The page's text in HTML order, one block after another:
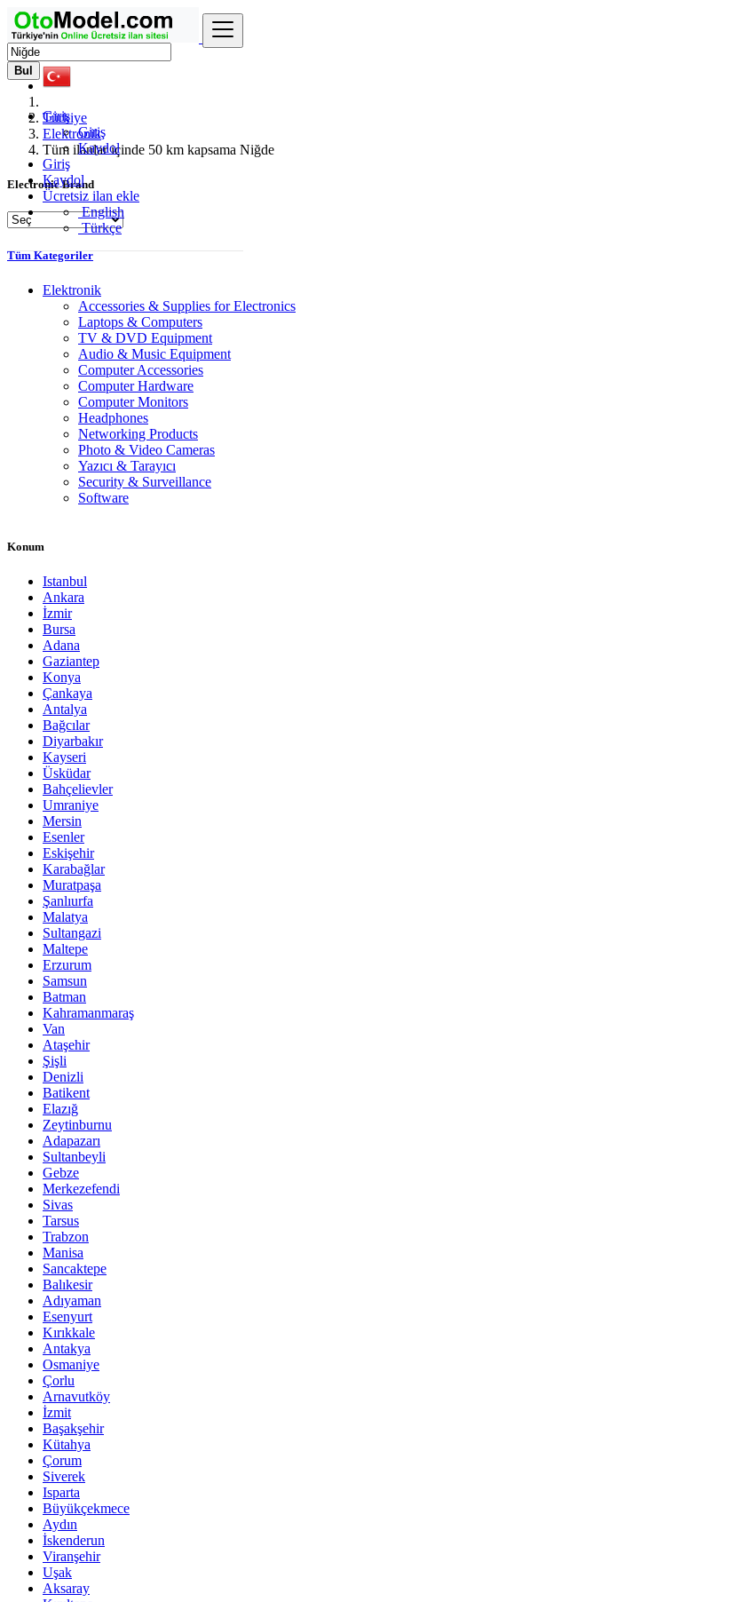
Giriş
Giriş
Kaydol
Giriş
Kaydol
Ücretsiz ilan ekle
English
Türkçe
Bul
Türkiye
Elektronik
Tüm ilanlar içinde 50 km kapsama Niğde
Electronic Brand
Tüm Kategoriler
Elektronik
Accessories & Supplies for Electronics
Laptops & Computers
TV & DVD Equipment
Audio & Music Equipment
Computer Accessories
Computer Hardware
Computer Monitors
Headphones
Networking Products
Photo & Video Cameras
Yazıcı & Tarayıcı
Security & Surveillance
Software
Konum
Istanbul
Ankara
İzmir
Bursa
Adana
Gaziantep
Konya
Çankaya
Antalya
Bağcılar
Diyarbakır
Kayseri
Üsküdar
Bahçelievler
Umraniye
Mersin
Esenler
Eskişehir
Karabağlar
Muratpaşa
Şanlıurfa
Malatya
Sultangazi
Maltepe
Erzurum
Samsun
Batman
Kahramanmaraş
Van
Ataşehir
Şişli
Denizli
Batikent
Elazığ
Zeytinburnu
Adapazarı
Sultanbeyli
Gebze
Merkezefendi
Sivas
Tarsus
Trabzon
Manisa
Sancaktepe
Balıkesir
Adıyaman
Esenyurt
Kırıkkale
Antakya
Osmaniye
Çorlu
Arnavutköy
İzmit
Başakşehir
Kütahya
Çorum
Siverek
Isparta
Büyükçekmece
Aydın
İskenderun
Viranşehir
Uşak
Aksaray